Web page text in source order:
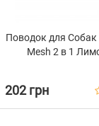
Поводок для Собак
Mesh 2 в 1
202 грн